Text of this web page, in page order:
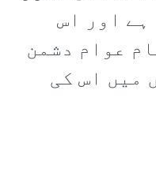
اور اس
عوام دشمن
میں اس کی